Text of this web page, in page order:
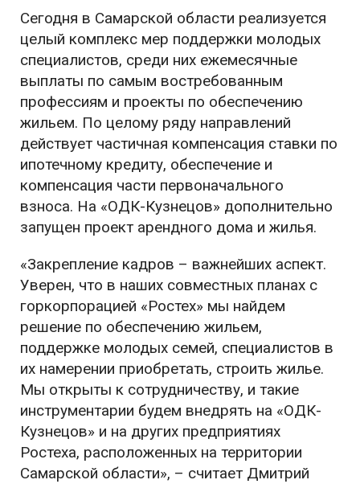
Сегодня в Самарской области реализуется
целый комплекс мер поддержки молодых
специалистов, среди них ежемесячные
выплаты по самым востребованным
профессиям и проекты по обеспечению
жильем. По целому ряду направлений
действует частичная компенсация ставки по
ипотечному кредиту, обеспечение и
компенсация части первоначального
взноса. На «ОДК-Кузнецов» дополнительно
запущен проект арендного дома и жилья.
«Закрепление кадров – важнейших аспект.
Уверен, что в наших совместных планах с
горкорпорацией «Ростех» мы найдем
решение по обеспечению жильем,
поддержке молодых семей, специалистов в
их намерении приобретать, строить жилье.
Мы открыты к сотрудничеству, и такие
инструментарии будем внедрять на «ОДК-
Кузнецов» и на других предприятиях
Ростеха, расположенных на территории
Самарской области», – считает Дмитрий